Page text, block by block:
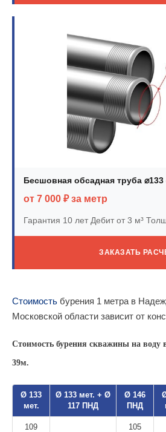
Бесшовная обсадная труба ⌀133
от 7 000 ₽ за метр
Гарантия 10 летДебит от 3 м³
ЗАКАЗАТЬ
Стоимость бурения 1 метра в
Московской области зависит от
Стоимость бурения скважины на воду
39м.
Ø 133
мет.
Ø 133 мет. + Ø
117 ПНД
Ø 146
ПНД
109
105